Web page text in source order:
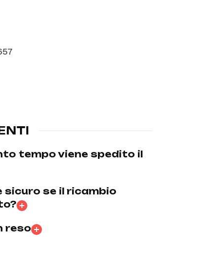
tempo viene spedito il
sicuro se il ricambio
reso